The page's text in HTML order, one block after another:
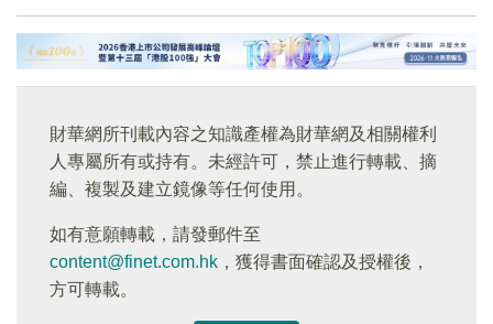
財華網所刊載內容之知識產權為財華網及相關權利
人專屬所有或持有。未經許可，禁止進行轉載、摘
編、複製及建立鏡像等任何使用。
如有意願轉載，請發郵件至
content@finet.com.hk ，獲得書面確認及授權後，
方可轉載。